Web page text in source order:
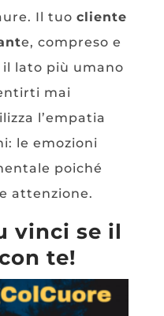
Il tuo cliente
e, compreso e
lato più umano
mai
l’empatia
le emozioni
poiché
attenzione.
vinci se il
te!